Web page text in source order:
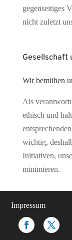
gegenseitiges
nicht zuletzt
Gesellschaft
Wir bemühen
Als
ethisch und
wichtig,
Initiativen,
minimieren.
Impressum